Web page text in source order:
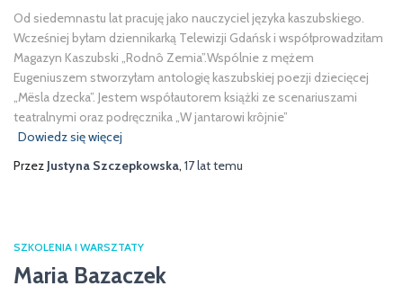
Od siedemnastu lat pracuję jako nauczyciel języka kaszubskiego.
Wcześniej byłam dziennikarką Telewizji Gdańsk i współprowadziłam
Magazyn Kaszubski „Rodnô Zemia”.Wspólnie z mężem
Eugeniuszem stworzyłam antologię kaszubskiej poezji dziecięcej
„Mësla dzecka”. Jestem współautorem książki ze scenariuszami
teatralnymi oraz podręcznika „W jantarowi krôjnie”
Dowiedz się więcej
Przez Justyna Szczepkowska, 17 lattemu
SZKOLENIA I WARSZTATY
Maria Bazaczek